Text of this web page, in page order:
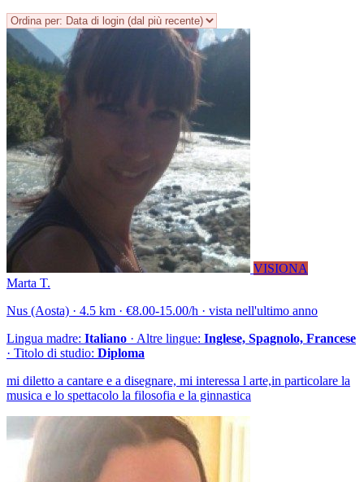
VISIONA
Marta T.
Nus (Aosta) · 4.5 km · €8.00-15.00/h · vista nell'ultimo anno
Lingua madre: Italiano · Altre lingue: Inglese, Spagnolo, Francese
· Titolo di studio: Diploma
mi diletto a cantare e a disegnare, mi interessa l arte,in particolare la
musica e lo spettacolo la filosofia e la ginnastica